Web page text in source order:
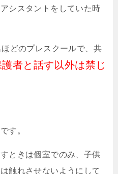
シスタントをしていた時
ほどのプレスクールで、共
者と話す以外は禁じ
す。
ときは個室でのみ、子供
触れさせないようにして